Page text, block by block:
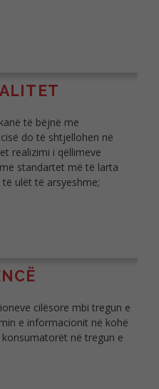
të bëjnë me
do të shtjellohen në
realizimi i qëllimeve
standartet më të larta
ulët të arsyeshme;
cilësore mbi tregun e
e informacionit në kohë
në tregun e